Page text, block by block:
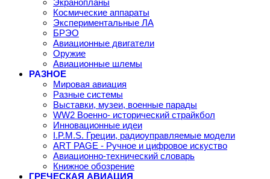
Экранопланы
Космические аппараты
Экспериментальные ЛА
БРЭО
Авиационные двигатели
Оружие
Авиационные шлемы
РАЗНОЕ
Мировая авиация
Разные системы
Выставки, музеи, военные парады
WW2 Военно- исторический страйкбол
Инновационные идеи
I.P.M.S. Греции, радиоуправляемые модели
ART PAGE - Ручное и цифровое искуство
Авиационно-технический словарь
Книжное обозрение
ГРЕЧЕСКАЯ АВИАЦИЯ